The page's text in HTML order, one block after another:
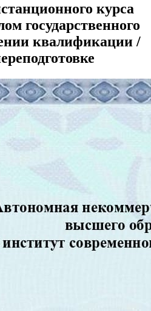
курса
государственного
квалификации /